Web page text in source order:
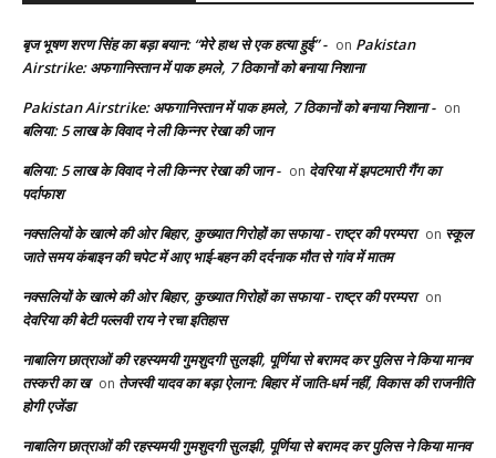
बृज भूषण शरण सिंह का बड़ा बयान: “मेरे हाथ से एक हत्या हुई” - on Pakistan
Airstrike: अफगानिस्तान में पाक हमले, 7 ठिकानों को बनाया निशाना
Pakistan Airstrike: अफगानिस्तान में पाक हमले, 7 ठिकानों को बनाया निशाना - on
बलिया: 5 लाख के विवाद ने ली किन्नर रेखा की जान
बलिया: 5 लाख के विवाद ने ली किन्नर रेखा की जान - on देवरिया में झपटमारी गैंग का
पर्दाफाश
नक्सलियों के खात्मे की ओर बिहार, कुख्यात गिरोहों का सफाया - राष्ट्र की परम्परा on स्कूल
जाते समय कंबाइन की चपेट में आए भाई-बहन की दर्दनाक मौत से गांव में मातम
नक्सलियों के खात्मे की ओर बिहार, कुख्यात गिरोहों का सफाया - राष्ट्र की परम्परा on
देवरिया की बेटी पल्लवी राय ने रचा इतिहास
नाबालिग छात्राओं की रहस्यमयी गुमशुदगी सुलझी, पूर्णिया से बरामद कर पुलिस ने किया मानव
तस्करी का ख on तेजस्वी यादव का बड़ा ऐलान: बिहार में जाति-धर्म नहीं, विकास की राजनीति
होगी एजेंडा
नाबालिग छात्राओं की रहस्यमयी गुमशुदगी सुलझी, पूर्णिया से बरामद कर पुलिस ने किया मानव